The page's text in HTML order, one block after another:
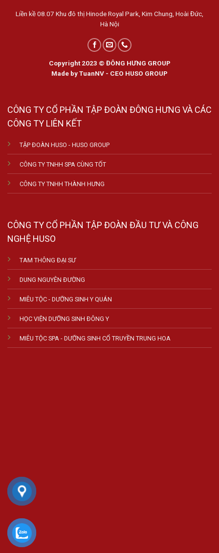
Liền kề 08.07 Khu đô thị Hinode Royal Park, Kim Chung, Hoài Đức,
Hà Nội
Copyright 2023 © ĐÔNG HƯNG GROUP
Made by TuanNV - CEO HUSO GROUP
CÔNG TY CỔ PHẦN TẬP ĐOÀN ĐÔNG HƯNG VÀ CÁC
CÔNG TY LIÊN KẾT
TẬP ĐOÀN HUSO - HUSO GROUP
CÔNG TY TNHH SPA CÙNG TỐT
CÔNG TY TNHH THÀNH HƯNG
CÔNG TY CỔ PHẦN TẬP ĐOÀN ĐẦU TƯ VÀ CÔNG
NGHỆ HUSO
TAM THÔNG ĐẠI SƯ
DUNG NGUYÊN ĐƯỜNG
MIÊU TỘC - DƯỠNG SINH Y QUÁN
HỌC VIỆN DƯỠNG SINH ĐÔNG Y
MIÊU TỘC SPA - DƯỠNG SINH CỔ TRUYỀN TRUNG HOA